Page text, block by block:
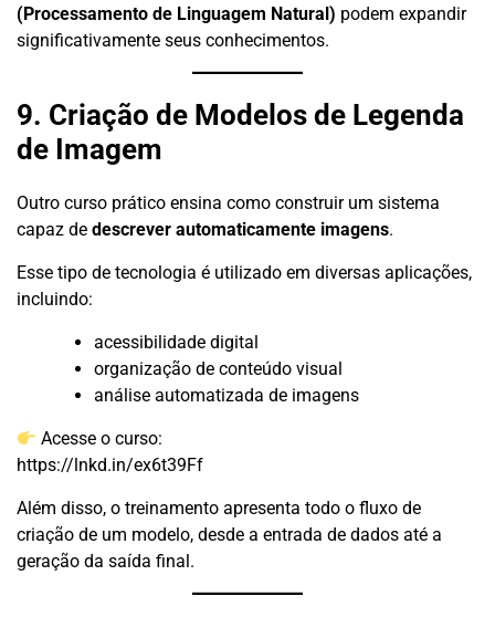
(Processamento de Linguagem Natural) podem expandir
significativamente seus conhecimentos.
9. Criação de Modelos de Legenda
de Imagem
Outro curso prático ensina como construir um sistema
capaz de descrever automaticamente imagens.
Esse tipo de tecnologia é utilizado em diversas aplicações,
incluindo:
acessibilidade digital
organização de conteúdo visual
análise automatizada de imagens
Acesse o curso:
https://lnkd.in/ex6t39Ff
Além disso, o treinamento apresenta todo o fluxo de
criação de um modelo, desde a entrada de dados até a
geração da saída final.